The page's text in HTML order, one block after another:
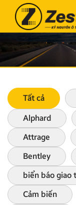
Tất cả
Alphard
Attrage
Bentley
biển báo giao
Cảm biến